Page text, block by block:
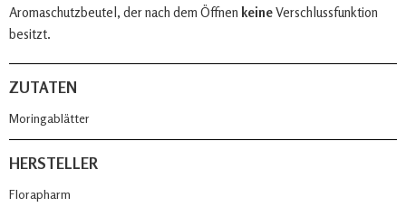
Aromaschutzbeutel, der nach dem Öffnen keineVerschlussfunktion
besitzt.
ZUTATEN
Moringablätter
HERSTELLER
Florapharm